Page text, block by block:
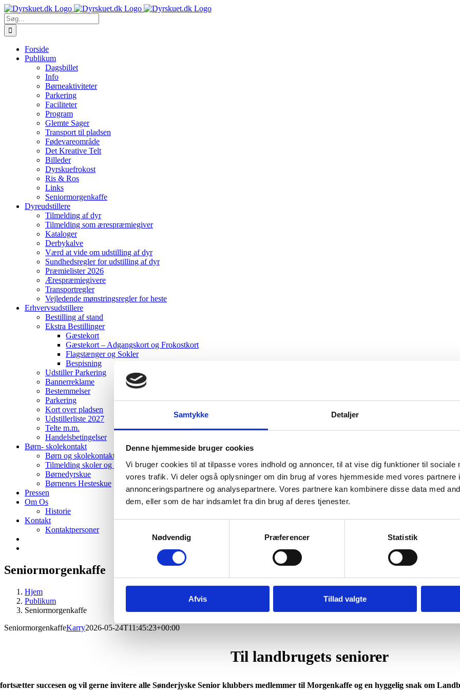
Samtykke Detaljer
Denne hjemmeside bruger cookies
Vi bruger cookies til at tilpasse vores indhold og annoncer, til at vise dig funktioner til sociale
vores trafik. Vi deler også oplysninger om din brug af vores hjemmeside med vores partnere
annonceringspartnere og analysepartnere. Vores partnere kan kombinere disse data med
dem, eller som de har indsamlet fra din brug af deres tjenester.
Nødvendig
Præferencer Statistik
Afvis Tillad valgte
Skip
to
content
Søg
efter:
Forside
Publikum
Dagsbillet
Info
Børneaktiviteter
Parkering
Faciliteter
Program
Glemte Sager
Transport til pladsen
Fødevareområde
Det Kreative Telt
Billeder
Dyrskuefrokost
Ris & Ros
Links
Seniormorgenkaffe
Dyreudstillere
Tilmelding af dyr
Tilmelding som ærespræmiegiver
Kataloger
Derbykalve
Værd at vide om udstilling af dyr
Sundhedsregler for udstilling af dyr
Præmielister 2026
Ærespræmiegivere
Transportregler
Vejledende mønstringsregler for heste
Erhvervsudstillere
Bestilling af stand
Ekstra Bestillinger
Gæstekort
Gæstekort – Adgangskort og Frokostkort
Flagstænger og Sokler
Bespisning
Udstiller Parkering
Bannerreklame
Bestemmelser
Parkering
Kort over pladsen
Udstillerliste 2027
Telte m.m.
Handelsbetingelser
Børn- skolekontakt
Børn og skolekontakt
Tilmelding skoler og institutioner
Børnedyrskue
Børnenes Hesteskue
Pressen
Om Os
Historie
Kontakt
Kontaktpersoner
Seniormorgenkaffe
Hjem
Publikum
Seniormorgenkaffe
SeniormorgenkaffeKarry2026-05-24T11:45:23+00:00
Til landbrugets seniorer
succesen og vil gerne invitere alle Sønderjyske Senior klubbers medlemmer til Morgenkaffe og en hyggelig snak om